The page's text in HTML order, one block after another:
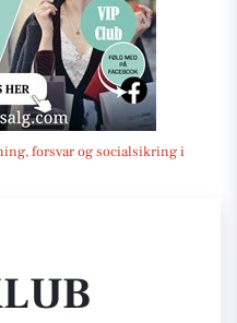
forsvar og socialsikring i